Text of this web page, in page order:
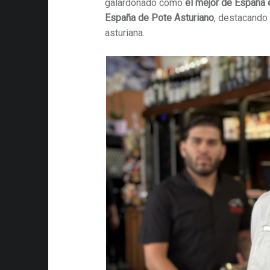
galardonado comoel mejor de España
España de Pote Asturiano,
asturiana.